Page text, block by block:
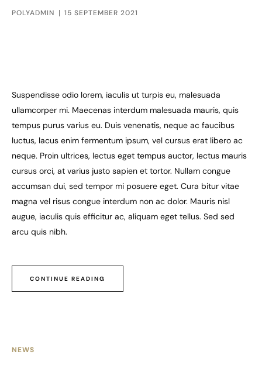
POLYADMIN 15 SEPTEMBER 2021
Suspendisse odio lorem, iaculis ut turpis eu, malesuada
ullamcorper mi. Maecenas interdum malesuada mauris, quis
tempus purus varius eu. Duis venenatis, neque ac faucibus
luctus, lacus enim fermentum ipsum, vel cursus erat libero ac
neque. Proin ultrices, lectus eget tempus auctor, lectus mauris
cursus orci, at varius justo sapien et tortor. Nullam congue
accumsan dui, sed tempor mi posuere eget. Cura bitur vitae
magna vel risus congue interdum non ac dolor. Mauris nisl
augue, iaculis quis efficitur ac, aliquam eget tellus. Sed sed
arcu quis nibh.
CONTINUE READING
NEWS